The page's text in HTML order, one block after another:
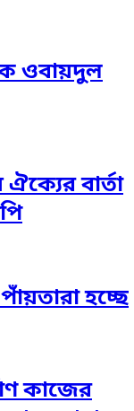
ওবায়দুল
বার্তা
হচ্ছে
কাজের